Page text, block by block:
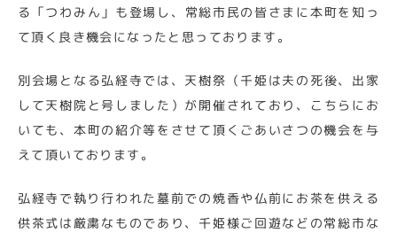
る「つわみん」も登場し、常総市民の皆さまに本町を知っ
て頂く良き機会になったと思っております。
別会場となる弘経寺では、天樹祭（千姫は夫の死後、出家
して天樹院と号しました）が開催されており、こちらにお
いても、本町の紹介等をさせて頂くごあいさつの機会を与
えて頂いております。
弘経寺で執り行われた墓前での焼香や仏前にお茶を供える
供茶式は厳粛なものであり、千姫様ご回遊などの常総市な